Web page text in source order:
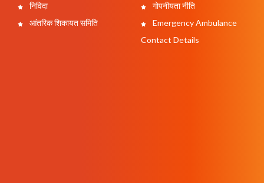
निविदा
आंतरिक शिकायत समिति
गोपनीयता नीति
Emergency Ambulance
Contact Details